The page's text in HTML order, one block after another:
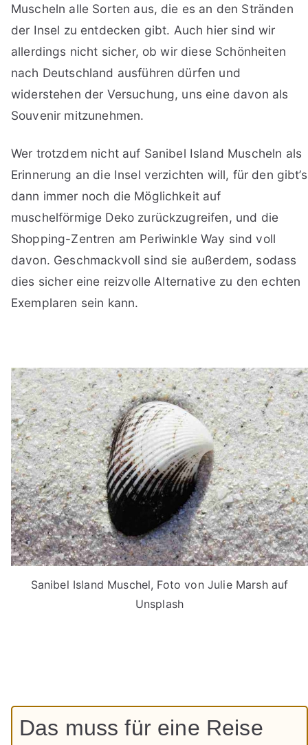
Muscheln alle Sorten aus, die es an den Stränden
der Insel zu entdecken gibt. Auch hier sind wir
allerdings nicht sicher, ob wir diese Schönheiten
nach Deutschland ausführen dürfen und
widerstehen der Versuchung, uns eine davon als
Souvenir mitzunehmen.
Wer trotzdem nicht auf Sanibel Island Muscheln als
Erinnerung an die Insel verzichten will, für den gibt’s
dann immer noch die Möglichkeit auf
muschelförmige Deko zurückzugreifen, und die
Shopping-Zentren am Periwinkle Way sind voll
davon. Geschmackvoll sind sie außerdem, sodass
dies sicher eine reizvolle Alternative zu den echten
Exemplaren sein kann.
Sanibel Island Muschel, Foto von Julie Marsh auf
Unsplash
Das muss für eine Reise